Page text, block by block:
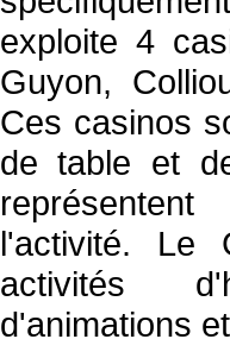
exploite 4
Guyon,
Ces casinos
de table et
l'activité. Le
activités
d'animations